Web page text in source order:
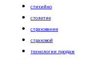
стихийно
столетие
страхование
страховой
технологии продаж